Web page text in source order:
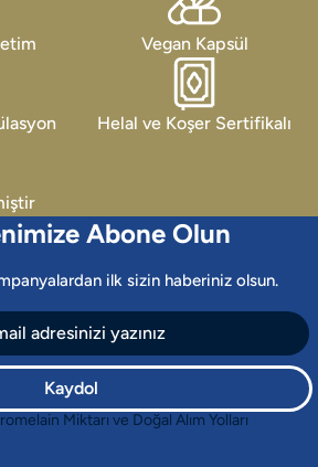
Vegan Kapsül
Helal ve Koşer Sertifikalı
Abone Olun
ilk sizin haberiniz olsun.
Kaydol